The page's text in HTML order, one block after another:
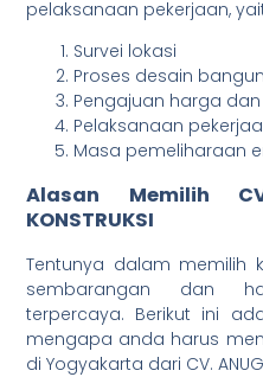
pelaksanaan pekerjaan,
Survei lokasi
Proses desain
Pengajuan harga
Pelaksanaan
Masa pemeliharaan
Alasan Memilih
KONSTRUKSI
Tentunya dalam memilih
sembarangan dan
terpercaya. Berikut ini
mengapa anda harus
di Yogyakarta dari CV.